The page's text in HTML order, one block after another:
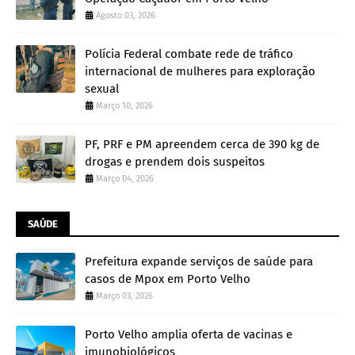
Agosto 03, 2026
Polícia Federal combate rede de tráfico
internacional de mulheres para exploração
sexual
Março 10, 2026
PF, PRF e PM apreendem cerca de 390 kg de
drogas e prendem dois suspeitos
Março 04, 2026
SAÚDE
Prefeitura expande serviços de saúde para
casos de Mpox em Porto Velho
Março 03, 2026
Porto Velho amplia oferta de vacinas e
imunobiológicos